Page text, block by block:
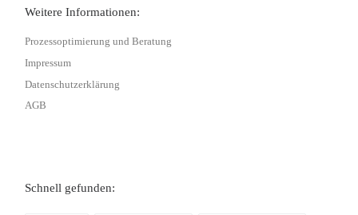
Weitere Informationen:
Prozessoptimierung und Beratung
Impressum
Datenschutzerklärung
AGB
Schnell gefunden: